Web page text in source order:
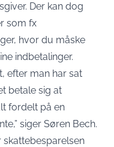
Der kan dog
som fx
hvor du måske
indbetalinger.
efter man har sat
betale sig at
fordelt på en
siger Søren Bech.
skattebesparelsen